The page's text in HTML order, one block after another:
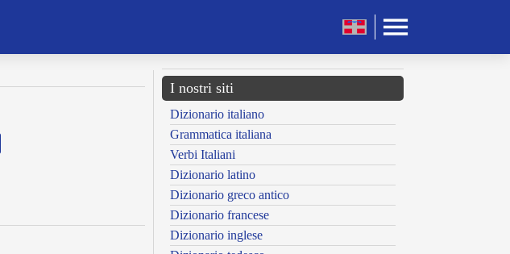
I nostri siti
Dizionario italiano
Grammatica italiana
Verbi Italiani
Dizionario latino
Dizionario greco antico
Dizionario francese
Dizionario inglese